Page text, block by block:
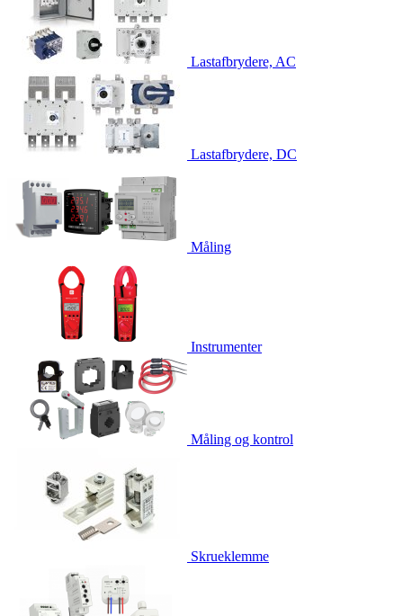
Lastafbrydere, AC
Lastafbrydere, DC
Måling
Instrumenter
Måling og kontrol
Skrueklemme